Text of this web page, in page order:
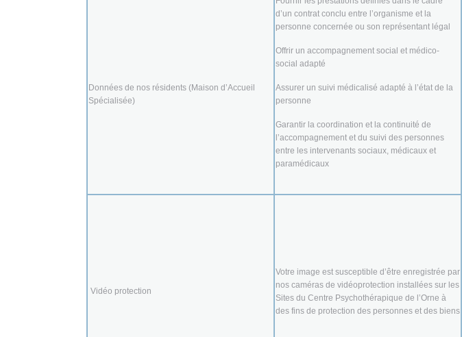
Données de nos résidents (Maison d’Accueil
Spécialisée)
d’un contrat conclu entre l’organisme et la
personne concernée ou son représentant légal
Offrir un accompagnement social et médico-
social adapté
Assurer un suivi médicalisé adapté à l’état de la
personne
Garantir la coordination et la continuité de
l’accompagnement et du suivi des personnes
entre les intervenants sociaux, médicaux et
paramédicaux
Vidéo protection
Votre image est susceptible d’être enregistrée par
nos caméras de vidéoprotection installées sur les
Sites du Centre Psychothérapique de l’Orne à
des fins de protection des personnes et des biens